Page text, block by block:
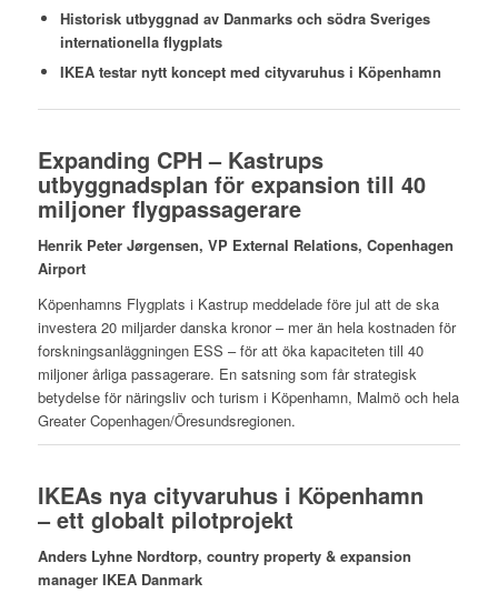
Historisk utbyggnad av Danmarks och södra Sveriges
internationella flygplats
IKEA testar nytt koncept med cityvaruhus i Köpenhamn
Expanding CPH – Kastrups
utbyggnadsplan för expansion till 40
miljoner flygpassagerare
Henrik Peter Jørgensen, VP External Relations, Copenhagen
Airport
Köpenhamns Flygplats i Kastrup meddelade före jul att de ska
investera 20 miljarder danska kronor – mer än hela kostnaden för
forskningsanläggningen ESS – för att öka kapaciteten till 40
miljoner årliga passagerare. En satsning som får strategisk
betydelse för näringsliv och turism i Köpenhamn, Malmö och hela
Greater Copenhagen/Öresundsregionen.
IKEAs nya cityvaruhus i Köpenhamn
– ett globalt pilotprojekt
Anders Lyhne Nordtorp, country property & expansion
manager IKEA Danmark